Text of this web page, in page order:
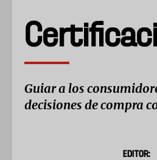
Guiar a los
decisiones de compra
EDITOR: